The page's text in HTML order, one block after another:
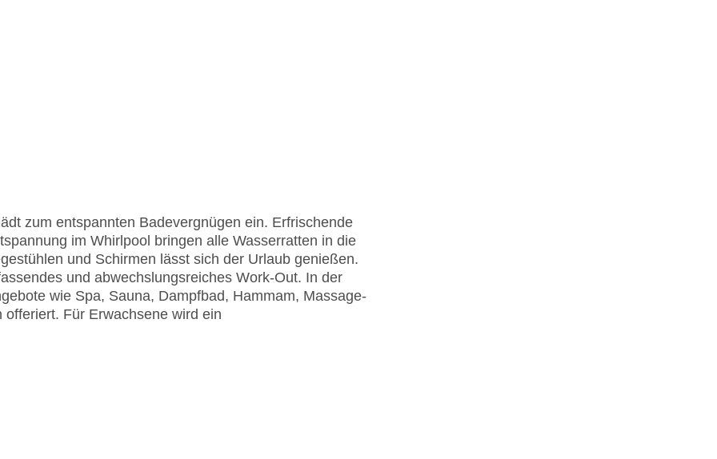
zum entspannten Badevergnügen ein. Erfrischende
im Whirlpool bringen alle Wasserratten in die
und Schirmen lässt sich der Urlaub genießen.
und abwechslungsreiches Work-Out. In der
wie Spa, Sauna, Dampfbad, Hammam, Massage-
Für Erwachsene wird ein